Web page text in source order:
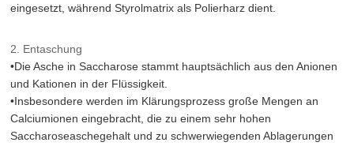
eingesetzt, während Styrolmatrix als Polierharz dient.
2. Entaschung
•Die Asche in Saccharose stammt hauptsächlich aus den Anionen
und Kationen in der Flüssigkeit.
•Insbesondere werden im Klärungsprozess große Mengen an
Calciumionen eingebracht, die zu einem sehr hohen
Saccharoseaschegehalt und zu schwerwiegenden Ablagerungen